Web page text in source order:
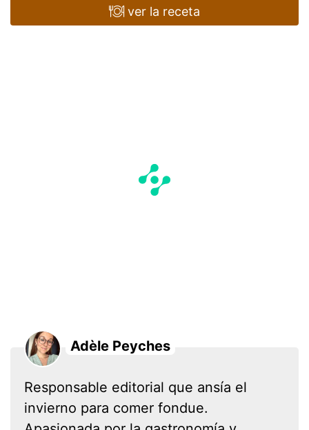
ver la receta
Adèle Peyches
Responsable editorial que ansía el
invierno para comer fondue.